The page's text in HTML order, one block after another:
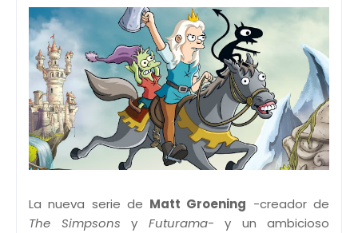
La nueva serie de Matt Groening -creador de
The Simpsons y Futurama- y un ambicioso